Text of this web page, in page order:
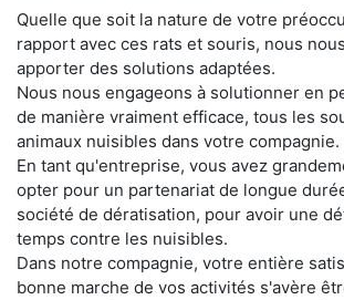
Quelle que soit la nature de votre
rapport avec ces rats et souris, nous
apporter des solutions adaptées.
Nous nous engageons à solutionner en
de manière vraiment efficace, tous les
animaux nuisibles dans votre compagnie.
En tant qu'entreprise, vous avez
opter pour un partenariat de longue
société de dératisation, pour avoir une
temps contre les nuisibles.
Dans notre compagnie, votre entière
bonne marche de vos activités s'avère